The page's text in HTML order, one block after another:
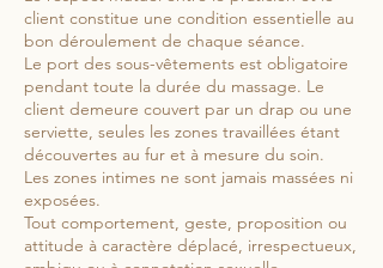
client constitue une condition essentielle au
bon déroulement de chaque séance.
Le port des sous-vêtements est obligatoire
pendant toute la durée du massage. Le
client demeure couvert par un drap ou une
serviette, seules les zones travaillées étant
découvertes au fur et à mesure du soin.
Les zones intimes ne sont jamais massées ni
exposées.
Tout comportement, geste, proposition ou
attitude à caractère déplacé, irrespectueux,